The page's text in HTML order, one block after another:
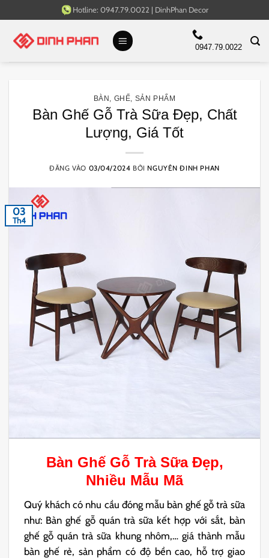
qua
Hotline: 0947.79.0022 | DinhPhan Decor
0947.79.0022
BÀN GHẾ SẢN PHẨM
Bàn Ghế Gỗ Trà Sữa Đẹp, Chất
Lượng, Giá Tốt
ĐĂNG VÀO 03/04/2024 BỞI NGUYÊN ĐINH PHAN
03
Th4
Bàn Ghế Gỗ Trà SữaĐẹp,
Nhiều Mẫu Mã
Quý khách có nhu cầu đóng mẫu bàn ghế gỗ trà sữa
như: Bàn ghế gỗ quán trà sữa kết hợp với sắt, bàn
ghế gỗ quán trà sữa khung nhôm,… giá thành mẫu
bàn ghế rẻ, sản phẩm có độ bền cao, hỗ trợ giao